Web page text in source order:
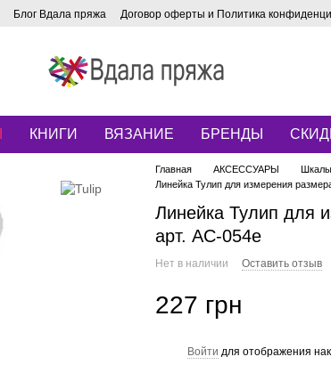
Блог Вдала пряжа Договор оферты и Политика
КНИГИ ВЯЗАНИЕ БРЕНДЫ
Главная АКСЕССУАРЫ
Линейка Тулип для измерения
Линейка Тулип для
арт. AC-054e
Нет в наличии Оставить отзыв
227 грн
Войти для отображения